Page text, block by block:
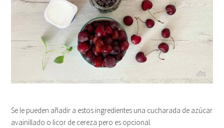
Se le pueden añadir a estos ingredientes una cucharada de azúcar
avainillado o licor de cereza pero es opcional.